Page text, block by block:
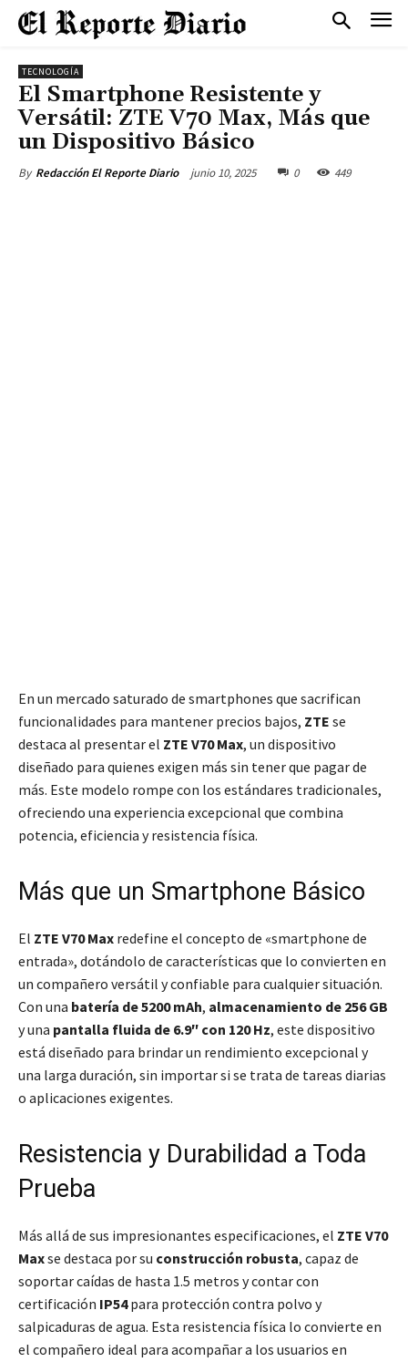
TECNOLOGÍA
El Smartphone Resistente y
Versátil: ZTE V70 Max, Más que
un Dispositivo Básico
By Redacción El Reporte Diario junio 10, 2025 0 449
En un mercado saturado de smartphones que sacrifican
funcionalidades para mantener precios bajos, ZTE se
destaca al presentar el ZTE V70 Max, un dispositivo
diseñado para quienes exigen más sin tener que pagar de
más. Este modelo rompe con los estándares tradicionales,
ofreciendo una experiencia excepcional que combina
potencia, eficiencia y resistencia física.
Más que un Smartphone Básico
El ZTE V70 Max redefine el concepto de «smartphone de
entrada», dotándolo de características que lo convierten en
un compañero versátil y confiable para cualquier situación.
Con una batería de 5200 mAh, almacenamiento de 256 GB
y una pantalla fluida de 6.9″ con 120 Hz, este dispositivo
está diseñado para brindar un rendimiento excepcional y
una larga duración, sin importar si se trata de tareas diarias
o aplicaciones exigentes.
Resistencia y Durabilidad a Toda
Prueba
Más allá de sus impresionantes especificaciones, el ZTE V70
Maxse destaca por su construcción robusta, capaz de
soportar caídas de hasta 1.5 metros y contar con
certificación IP54para protección contra polvo y
salpicaduras de agua. Esta resistencia física lo convierte en
el compañero ideal para acompañar a los usuarios en